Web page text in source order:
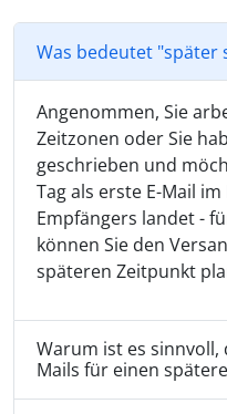
Was bedeutet "später
Angenommen, Sie
Zeitzonen oder Sie
geschrieben und
Tag als erste E-Mail
Empfängers landet -
können Sie den
späteren Zeitpunkt
Warum ist es sinnvoll,
Mails für einen